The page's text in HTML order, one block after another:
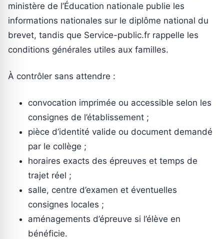
ministère de l’Éducation nationale publie les
informations nationales sur le diplôme national du
brevet, tandis que Service-public.fr rappelle les
conditions générales utiles aux familles.
À contrôler sans attendre :
convocation imprimée ou accessible selon les
consignes de l’établissement ;
pièce d’identité valide ou document demandé
par le collège ;
horaires exacts des épreuves et temps de
trajet réel ;
salle, centre d’examen et éventuelles
consignes locales ;
aménagements d’épreuve si l’élève en
bénéficie.